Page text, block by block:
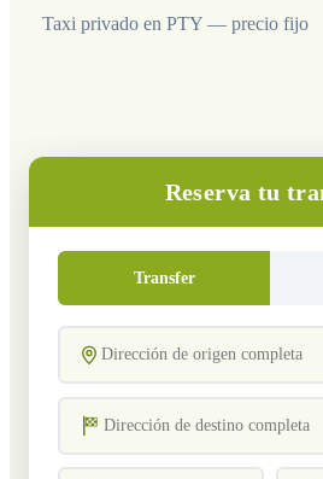
Taxi privado en PTY — precio fijo
Reserva tu
Transfer